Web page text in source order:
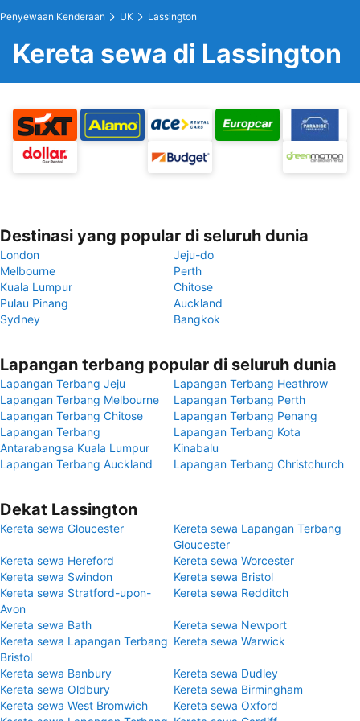
Penyewaan Kenderaan UK Lassington
Kereta sewa di Lassington
Destinasi yang popular di seluruh dunia
London
Jeju-do
Melbourne
Perth
Kuala Lumpur
Chitose
Pulau Pinang
Auckland
Sydney
Bangkok
Lapangan terbang popular di seluruh dunia
Lapangan Terbang Jeju
Lapangan Terbang Heathrow
Lapangan Terbang Melbourne
Lapangan Terbang Perth
Lapangan Terbang Chitose
Lapangan Terbang Penang
Lapangan Terbang
Antarabangsa Kuala Lumpur
Lapangan Terbang Kota
Kinabalu
Lapangan Terbang Auckland
Lapangan Terbang Christchurch
Dekat Lassington
Kereta sewa Gloucester
Kereta sewa Lapangan Terbang
Gloucester
Kereta sewa Hereford
Kereta sewa Worcester
Kereta sewa Swindon
Kereta sewa Bristol
Kereta sewa Stratford-upon-
Avon
Kereta sewa Redditch
Kereta sewa Bath
Kereta sewa Newport
Kereta sewa Lapangan Terbang
Bristol
Kereta sewa Warwick
Kereta sewa Banbury
Kereta sewa Dudley
Kereta sewa Oldbury
Kereta sewa Birmingham
Kereta sewa West Bromwich
Kereta sewa Oxford